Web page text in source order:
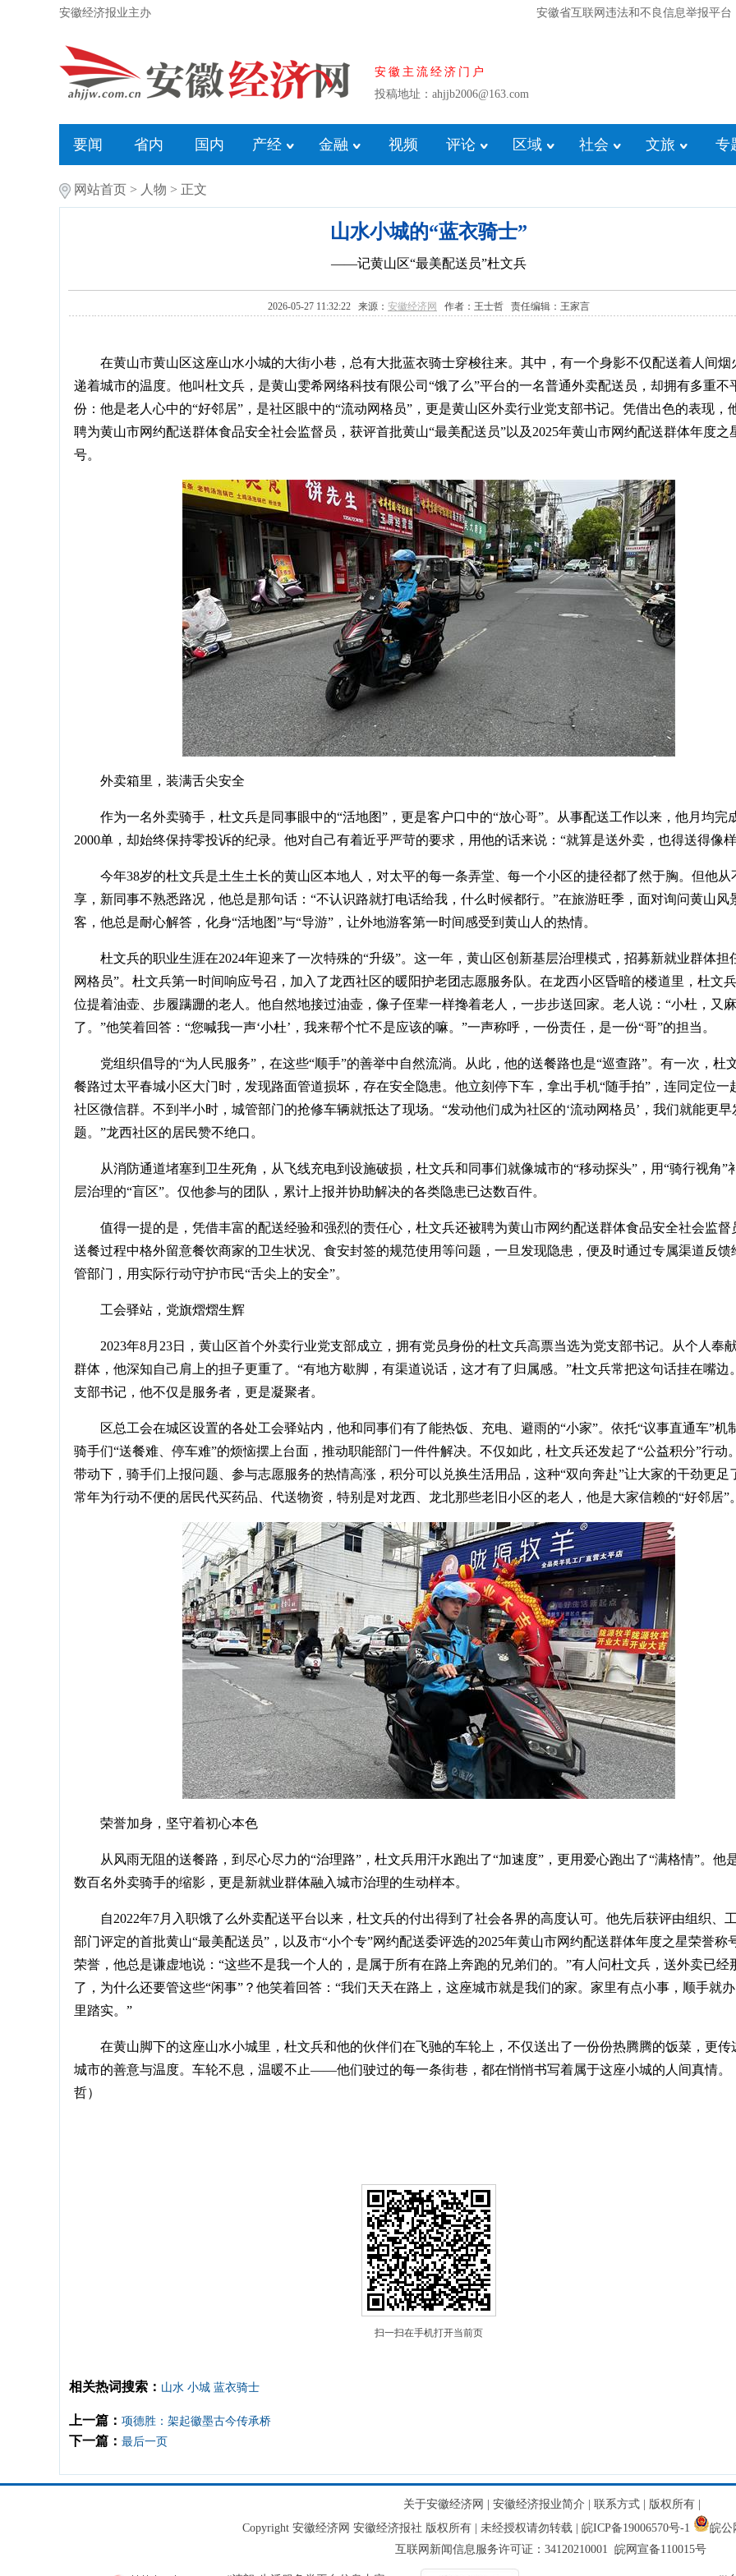
安徽经济报业主办 安徽省互联网违法和不良信息举报平台
安徽主流经济门户
投稿地址：ahjjb2006@163.com
要闻 省内 国内 产经 金融 视频 评论 区域 社会 文旅 专
网站首页 > 人物 > 正文
山水小城的“蓝衣骑士”
——记黄山区“最美配送员”杜文兵
2026-05-27 11:32:22 来源： 安徽经济网 作者：王士哲 责任编辑：王家言
在黄山市黄山区这座山水小城的大街小巷，总有大批蓝衣骑士穿梭往来。其中，有一个身影不仅配送着人间烟
递着城市的温度。他叫杜文兵，是黄山雯希网络科技有限公司“饿了么”平台的一名普通外卖配送员，却拥有多重不
份：他是老人心中的“好邻居”，是社区眼中的“流动网格员”，更是黄山区外卖行业党支部书记。凭借出色的表现，
聘为黄山市网约配送群体食品安全社会监督员，获评首批黄山“最美配送员”以及2025年黄山市网约配送群体年度之
号。
外卖箱里，装满舌尖安全
作为一名外卖骑手，杜文兵是同事眼中的“活地图”，更是客户口中的“放心哥”。从事配送工作以来，他月均完
2000单，却始终保持零投诉的纪录。他对自己有着近乎严苛的要求，用他的话来说：“就算是送外卖，也得送得像
今年38岁的杜文兵是土生土长的黄山区本地人，对太平的每一条弄堂、每一个小区的捷径都了然于胸。但他从
享，新同事不熟悉路况，他总是那句话：“不认识路就打电话给我，什么时候都行。”在旅游旺季，面对询问黄山风
客，他总是耐心解答，化身“活地图”与“导游”，让外地游客第一时间感受到黄山人的热情。
杜文兵的职业生涯在2024年迎来了一次特殊的“升级”。这一年，黄山区创新基层治理模式，招募新就业群体担
网格员”。杜文兵第一时间响应号召，加入了龙西社区的暖阳护老团志愿服务队。在龙西小区昏暗的楼道里，杜文
位提着油壶、步履蹒跚的老人。他自然地接过油壶，像子侄辈一样搀着老人，一步步送回家。老人说：“小杜，又
了。”他笑着回答：“您喊我一声‘小杜’，我来帮个忙不是应该的嘛。”一声称呼，一份责任，是一份“哥”的担当。
党组织倡导的“为人民服务”，在这些“顺手”的善举中自然流淌。从此，他的送餐路也是“巡查路”。有一次，杜
餐路过太平春城小区大门时，发现路面管道损坏，存在安全隐患。他立刻停下车，拿出手机“随手拍”，连同定位一
社区微信群。不到半小时，城管部门的抢修车辆就抵达了现场。“发动他们成为社区的‘流动网格员’，我们就能更早
题。”龙西社区的居民赞不绝口。
从消防通道堵塞到卫生死角，从飞线充电到设施破损，杜文兵和同事们就像城市的“移动探头”，用“骑行视角”
层治理的“盲区”。仅他参与的团队，累计上报并协助解决的各类隐患已达数百件。
值得一提的是，凭借丰富的配送经验和强烈的责任心，杜文兵还被聘为黄山市网约配送群体食品安全社会监督
送餐过程中格外留意餐饮商家的卫生状况、食安封签的规范使用等问题，一旦发现隐患，便及时通过专属渠道反馈
管部门，用实际行动守护市民“舌尖上的安全”。
工会驿站，党旗熠熠生辉
2023年8月23日，黄山区首个外卖行业党支部成立，拥有党员身份的杜文兵高票当选为党支部书记。从个人奉
群体，他深知自己肩上的担子更重了。“有地方歇脚，有渠道说话，这才有了归属感。”杜文兵常把这句话挂在嘴边
支部书记，他不仅是服务者，更是凝聚者。
区总工会在城区设置的各处工会驿站内，他和同事们有了能热饭、充电、避雨的“小家”。依托“议事直通车”机
骑手们“送餐难、停车难”的烦恼摆上台面，推动职能部门一件件解决。不仅如此，杜文兵还发起了“公益积分”行动
带动下，骑手们上报问题、参与志愿服务的热情高涨，积分可以兑换生活用品，这种“双向奔赴”让大家的干劲更足
常年为行动不便的居民代买药品、代送物资，特别是对龙西、龙北那些老旧小区的老人，他是大家信赖的“好邻居”。
荣誉加身，坚守着初心本色
从风雨无阻的送餐路，到尽心尽力的“治理路”，杜文兵用汗水跑出了“加速度”，更用爱心跑出了“满格情”。他
数百名外卖骑手的缩影，更是新就业群体融入城市治理的生动样本。
自2022年7月入职饿了么外卖配送平台以来，杜文兵的付出得到了社会各界的高度认可。他先后获评由组织、
部门评定的首批黄山“最美配送员”，以及市“小个专”网约配送委评选的2025年黄山市网约配送群体年度之星荣誉称
荣誉，他总是谦虚地说：“这些不是我一个人的，是属于所有在路上奔跑的兄弟们的。”有人问杜文兵，送外卖已经
了，为什么还要管这些“闲事”？他笑着回答：“我们天天在路上，这座城市就是我们的家。家里有点小事，顺手就
里踏实。”
在黄山脚下的这座山水小城里，杜文兵和他的伙伴们在飞驰的车轮上，不仅送出了一份份热腾腾的饭菜，更传
城市的善意与温度。车轮不息，温暖不止——他们驶过的每一条街巷，都在悄悄书写着属于这座小城的人间真情。
哲）
扫一扫在手机打开当前页
相关热词搜索： 山水 小城 蓝衣骑士
上一篇： 项德胜：架起徽墨古今传承桥
下一篇： 最后一页
关于安徽经济网 安徽经济报业简介 联系方式 版权所有
Copyright 安徽经济网 安徽经济报社 版权所有 | 未经授权请勿转载 | 皖ICP备19006570号-1
皖公
互联网新闻信息服务许可证：34120210001 皖网宣备110015号